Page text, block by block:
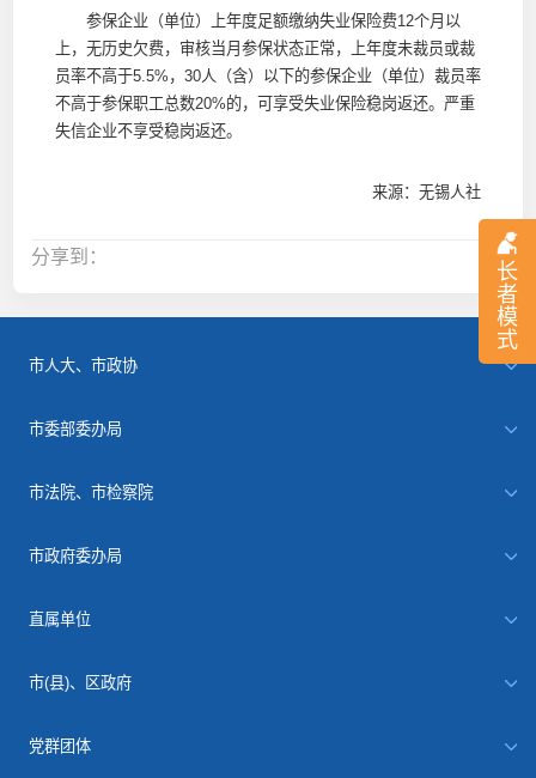
长
者
模
式
参保企业（单位）上年度足额缴纳失业保险费12个月以
上，无历史欠费，审核当月参保状态正常，上年度未裁员或裁
员率不高于5.5%，30人（含）以下的参保企业（单位）裁员率
不高于参保职工总数20%的，可享受失业保险稳岗返还。严重
失信企业不享受稳岗返还。
来源：无锡人社
分享到：
市人大、市政协
市委部委办局
市法院、市检察院
市政府委办局
直属单位
市(县)、区政府
党群团体